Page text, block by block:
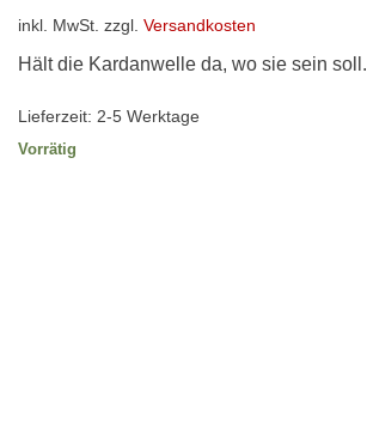
inkl. MwSt. zzgl. Versandkosten
Hält die Kardanwelle da, wo sie sein soll.
Lieferzeit: 2-5 Werktage
Vorrätig